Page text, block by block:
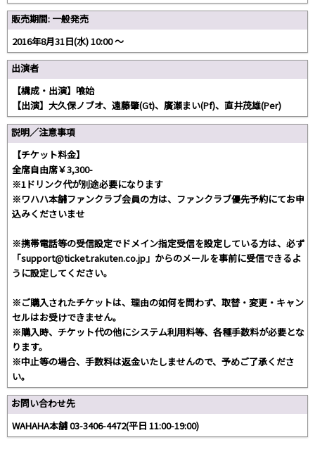
販売期間: 一般発売
2016年8月31日(水) 10:00 〜
出演者
【構成・出演】喰始
【出演】大久保ノブオ、遠藤肇(Gt)、廣瀬まい(Pf)、直井茂雄(Per)
説明／注意事項
【チケット料金】
全席自由席￥3,300-
※1ドリンク代が別途必要になります
※ワハハ本舗ファンクラブ会員の方は、ファンクラブ優先予約にてお申
込みくださいませ
※携帯電話等の受信設定でドメイン指定受信を設定している方は、必ず
「support@ticket.rakuten.co.jp」からのメールを事前に受信できるよ
うに設定してください。
※ご購入されたチケットは、理由の如何を問わず、取替・変更・キャン
セルはお受けできません。
※購入時、チケット代の他にシステム利用料等、各種手数料が必要とな
ります。
※中止等の場合、手数料は返金いたしませんので、予めご了承くださ
い。
お問い合わせ先
WAHAHA本舗 03-3406-4472(平日 11:00-19:00)